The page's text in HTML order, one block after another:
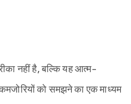
नहीं है, बल्कि यह आत्म-
को समझने का एक माध्यम